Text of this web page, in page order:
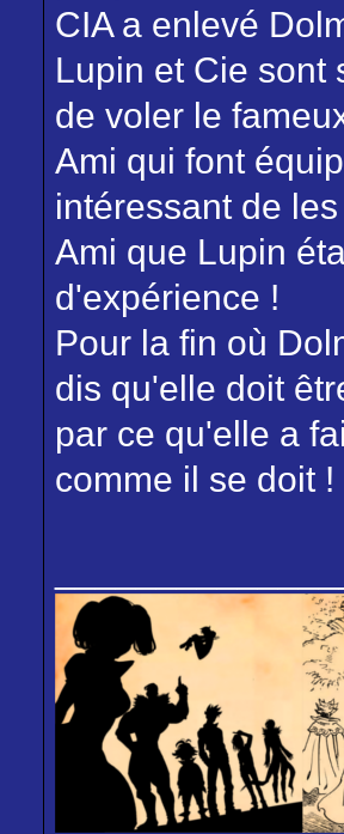
CIA a enlevé
Lupin et Cie sont
de voler le
Ami qui font
intéressant de
Ami que Lupin
d'expérience !
Pour la fin où
dis qu'elle doit
par ce qu'elle a
comme il se doit !